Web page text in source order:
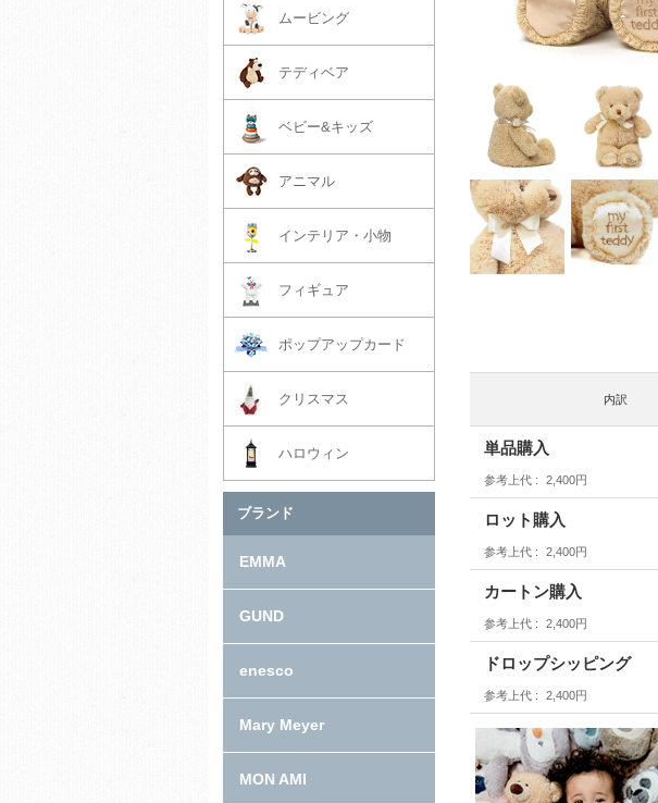
内訳
単品購入
参考上代 2,400円
ロット購入
参考上代 2,400円
カートン購入
参考上代 2,400円
ドロップシッピング
参考上代 2,400円
ムービング
テディベア
ベビー&キッズ
アニマル
インテリア・小物
フィギュア
ポップアップカード
クリスマス
ハロウィン
ブランド
EMMA
GUND
enesco
Mary Meyer
MON AMI